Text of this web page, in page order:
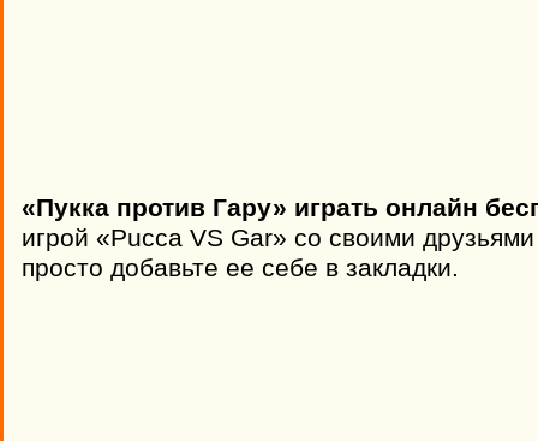
«Пукка против Гару» играть онлайн
игрой «Pucca VS Gar» со своими
просто добавьте ее себе в закладки.